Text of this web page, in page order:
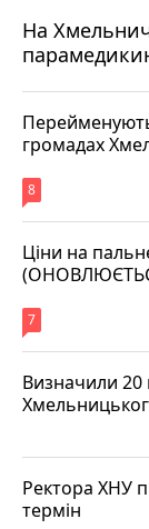
На
громадах
8
Ціни на
7
Визначили 20
Ректора ХНУ
термін